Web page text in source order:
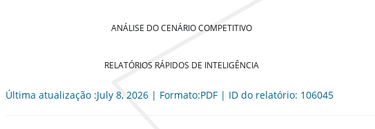
ANÁLISE DO CENÁRIO COMPETITIVO
RELATÓRIOS RÁPIDOS DE INTELIGÊNCIA
Última atualização :July 8, 2026 | Formato:PDF | ID do relatório: 106045